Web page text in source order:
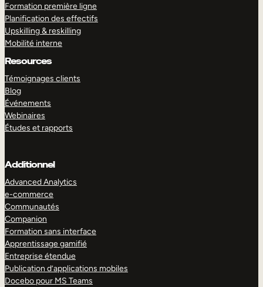
Formation première ligne
Planification des effectifs
Upskilling & reskilling
Mobilité interne
Resources
Témoignages clients
Blog
Événements
Webinaires
Études et rapports
Additionnel
Advanced Analytics
e-commerce
Communautés
Companion
Formation sans interface
Apprentissage gamifié
Entreprise étendue
Publication d’applications mobiles
Docebo pour MS Teams